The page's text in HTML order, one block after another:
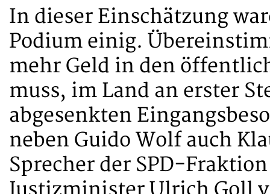
In dieser Einschätzung
Podium einig.
mehr Geld in den
muss, im Land an erster
abgesenkten
neben Guido Wolf auch
Sprecher der SPD-